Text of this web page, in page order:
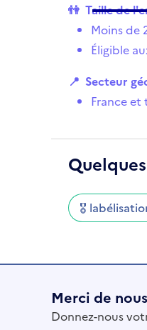
👫 Taille de
Moins de
Éligible
📍 Secteur
France
🎖
Merci de
Donnez-nous